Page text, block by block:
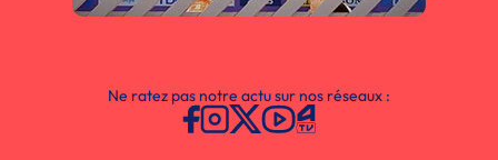
Ne ratez pas notre actu sur nos réseaux :